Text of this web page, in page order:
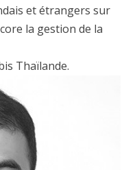
et étrangers sur
la gestion de la
Thaïlande.